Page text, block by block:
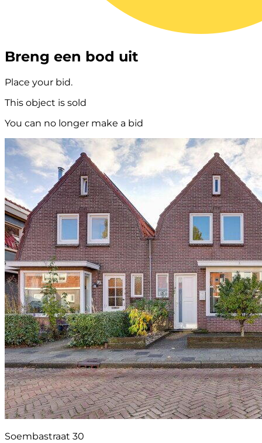
Breng een bod uit
Place your bid.
This object is sold
You can no longer make a bid
Soembastraat 30